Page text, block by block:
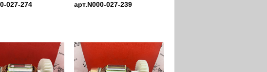
027-274
арт.N000-027-239